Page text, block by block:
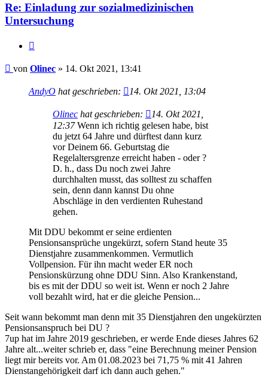
Re: Einladung zur sozialmedizinischen
Untersuchung
Beitrag
von Olinec » 14. Okt 2021, 13:41
AndyO hat geschrieben: 14. Okt 2021, 13:04
Olinec hat geschrieben:
14. Okt 2021,
12:37Wenn ich richtig gelesen habe, bist
du jetzt 64 Jahre und dürftest dann kurz
vor Deinem 66. Geburtstag die
Regelaltersgrenze erreicht haben - oder ?
D. h., dass Du noch zwei Jahre
durchhalten musst, das solltest zu schaffen
sein, denn dann kannst Du ohne
Abschläge in den verdienten Ruhestand
gehen.
Mit DDU bekommt er seine erdienten
Pensionsansprüche ungekürzt, sofern Stand heute 35
Dienstjahre zusammenkommen. Vermutlich
Vollpension. Für ihn macht weder ER noch
Pensionskürzung ohne DDU Sinn. Also Krankenstand,
bis es mit der DDU so weit ist. Wenn er noch 2 Jahre
voll bezahlt wird, hat er die gleiche Pension...
Seit wann bekommt man denn mit 35 Dienstjahren den ungekürzten
Pensionsanspruch bei DU ?
7up hat im Jahre 2019 geschrieben, er werde Ende dieses Jahres 62
Jahre alt...weiter schrieb er, dass "eine Berechnung meiner Pension
liegt mir bereits vor. Am 01.08.2023 bei 71,75 % mit 41 Jahren
Dienstangehörigkeit darf ich dann auch gehen."